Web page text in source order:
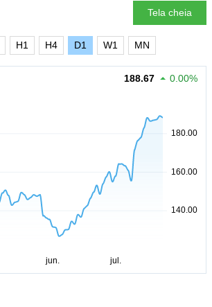
Tela cheia
H1 H4 D1 W1 MN
188.67 0.00%